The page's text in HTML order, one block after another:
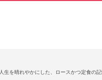
人生を晴れやかにした、ロースかつ定食の